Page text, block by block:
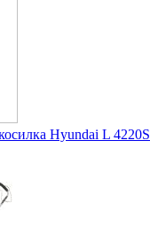
Hyundai L 4220S